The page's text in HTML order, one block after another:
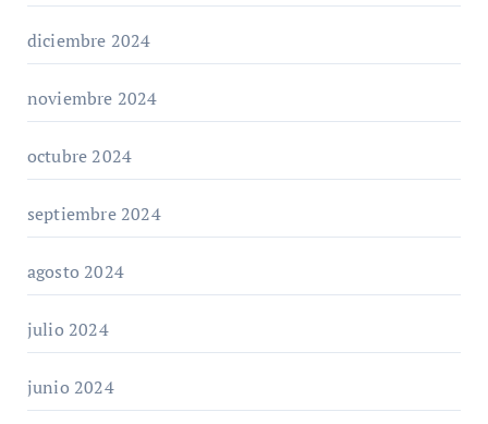
diciembre 2024
noviembre 2024
octubre 2024
septiembre 2024
agosto 2024
julio 2024
junio 2024